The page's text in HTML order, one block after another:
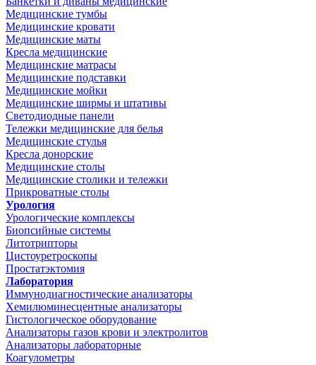
Медицинские тумбы
Медицинские кровати
Медицинские маты
Кресла медицинские
Медицинские матрасы
Медицинские подставки
Медицинские мойки
Медицинские ширмы и штативы
Светодиодные панели
Тележки медицинские для белья
Медицинские стулья
Кресла донорские
Медицинские столы
Медицинские столики и тележки
Прикроватные столы
Урология
Урологические комплексы
Биопсийные системы
Литотрипторы
Цистоуретроскопы
Простатэктомия
Лаборатория
Иммунодиагностические анализаторы
Хемилюминесцентные анализаторы
Гистологическое оборудование
Анализаторы газов крови и электролитов
Анализаторы лабораторные
Коагулометры